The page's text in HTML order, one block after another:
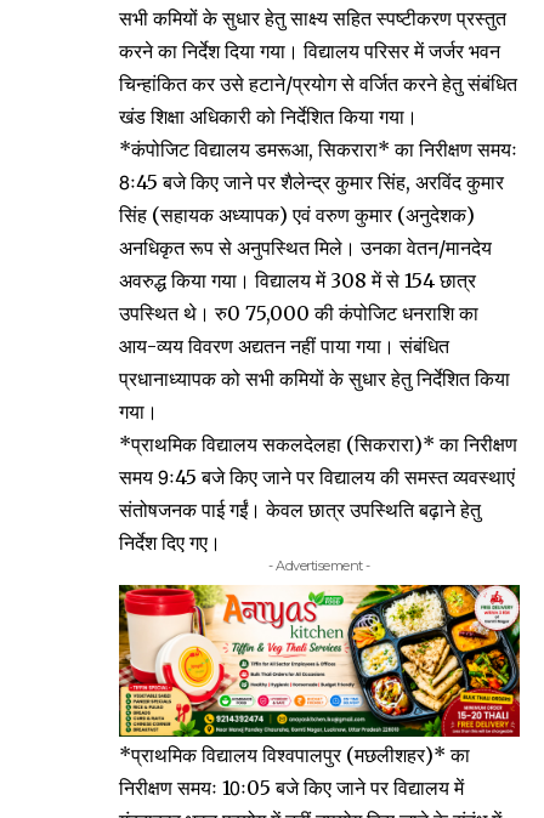
सभी कमियों के सुधार हेतु साक्ष्य सहित स्पष्टीकरण प्रस्तुत
करने का निर्देश दिया गया। विद्यालय परिसर में जर्जर भवन
चिन्हांकित कर उसे हटाने/प्रयोग से वर्जित करने हेतु संबंधित
खंड शिक्षा अधिकारी को निर्देशित किया गया।
*कंपोजिट विद्यालय डमरूआ, सिकरारा* का निरीक्षण समयः
8ः45 बजे किए जाने पर शैलेन्द्र कुमार सिंह, अरविंद कुमार
सिंह (सहायक अध्यापक) एवं वरुण कुमार (अनुदेशक)
अनधिकृत रूप से अनुपस्थित मिले। उनका वेतन/मानदेय
अवरुद्ध किया गया। विद्यालय में 308 में से 154 छात्र
उपस्थित थे। रु0 75,000 की कंपोजिट धनराशि का
आय-व्यय विवरण अद्यतन नहीं पाया गया। संबंधित
प्रधानाध्यापक को सभी कमियों के सुधार हेतु निर्देशित किया
गया।
*प्राथमिक विद्यालय सकलदेलहा (सिकरारा)* का निरीक्षण
समय 9ः45 बजे किए जाने पर विद्यालय की समस्त व्यवस्थाएं
संतोषजनक पाई गईं। केवल छात्र उपस्थिति बढ़ाने हेतु
निर्देश दिए गए।
- Advertisement -
*प्राथमिक विद्यालय विश्वपालपुर (मछलीशहर)* का
निरीक्षण समयः 10ः05 बजे किए जाने पर विद्यालय में